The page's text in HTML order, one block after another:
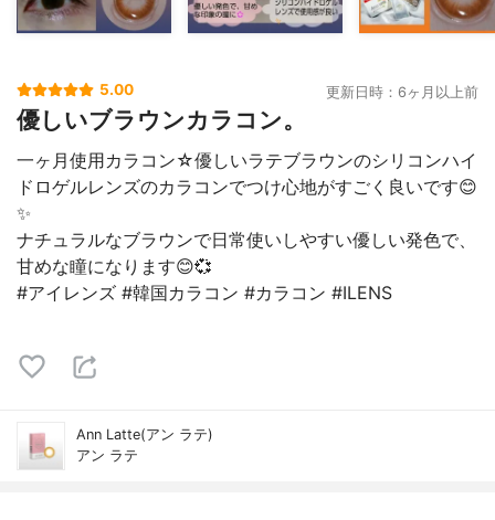
5.00 更新日時：6ヶ月以上前
優しいブラウンカラコン。
一ヶ月使用カラコン☆優しいラテブラウンのシリコンハイ
ドロゲルレンズのカラコンでつけ心地がすごく良いです😊
✨
ナチュラルなブラウンで日常使いしやすい優しい発色で、
甘めな瞳になります😊💞
#アイレンズ #韓国カラコン #カラコン #ILENS
Ann Latte(アン ラテ)
アン ラテ